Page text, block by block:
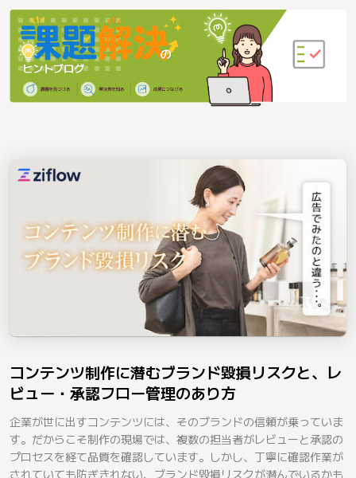
コンテンツ制作に潜むブランド毀損リスクと、レ
ビュー・承認フロー管理のあり方
企業が世に出すコンテンツには、そのブランドの信頼が乗っていま
す。だからこそ制作の現場では、複数の担当者がレビューと承認の
プロセスを経て品質を確認しています。しかし、丁寧に確認作業が
されていても防ぎきれない、ブランド毀損リスクが潜んでいるかも